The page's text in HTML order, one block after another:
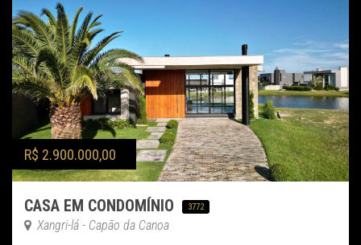
R$ 2.900.000,00
CASA EM CONDOMÍNIO 3772
Xangri-lá - Capão da Canoa